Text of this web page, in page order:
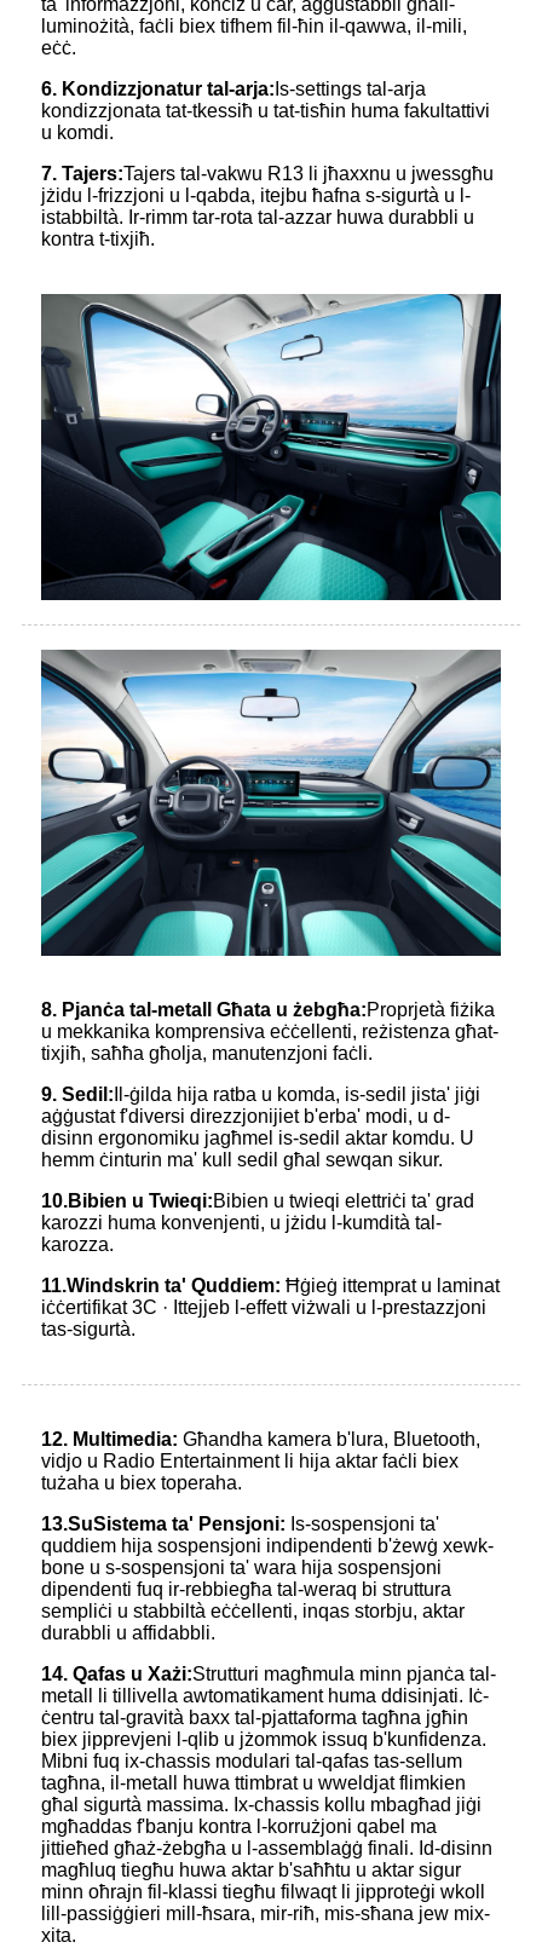
ta' informazzjoni, konċiż u ċar, aġġustabbli għall-
luminożità, faċli biex tifhem fil-ħin il-qawwa, il-mili,
eċċ.
6. Kondizzjonatur tal-arja: Is-settings tal-arja
kondizzjonata tat-tkessiħ u tat-tisħin huma fakultattivi
u komdi.
7. Tajers:Tajers tal-vakwu R13 li jħaxxnu u jwessgħu
jżidu l-frizzjoni u l-qabda, itejbu ħafna s-sigurtà u l-
istabbiltà. Ir-rimm tar-rota tal-azzar huwa durabbli u
kontra t-tixjiħ.
8. Pjanċa tal-metall Għata u żebgħa:Proprjetà fiżika
u mekkanika komprensiva eċċellenti, reżistenza għat-
tixjiħ, saħħa għolja, manutenzjoni faċli.
9. Sedil: Il-ġilda hija ratba u komda, is-sedil jista' jiġi
aġġustat f'diversi direzzjonijiet b'erba' modi, u d-
disinn ergonomiku jagħmel is-sedil aktar komdu. U
hemm ċinturin ma' kull sedil għal sewqan sikur.
10.Bibien u Twieqi:Bibien u twieqi elettriċi ta' grad
karozzi huma konvenjenti, u jżidu l-kumdità tal-
karozza.
11.Windskrin ta' Quddiem: Ħġieġ ittemprat u laminat
iċċertifikat 3C · Ittejjeb l-effett viżwali u l-prestazzjoni
tas-sigurtà.
12. Multimedia: Għandha kamera b'lura, Bluetooth,
vidjo u Radio Entertainment li hija aktar faċli biex
tużaha u biex toperaha.
13.SuSistema ta' Pensjoni: Is-sospensjoni ta'
quddiem hija sospensjoni indipendenti b'żewġ xewk-
bone u s-sospensjoni ta' wara hija sospensjoni
dipendenti fuq ir-rebbiegħa tal-weraq bi struttura
sempliċi u stabbiltà eċċellenti, inqas storbju, aktar
durabbli u affidabbli.
14. Qafas u Xażi:Strutturi magħmula minn pjanċa tal-
metall li tillivella awtomatikament huma ddisinjati. Iċ-
ċentru tal-gravità baxx tal-pjattaforma tagħna jgħin
biex jipprevjeni l-qlib u jżommok issuq b'kunfidenza.
Mibni fuq ix-chassis modulari tal-qafas tas-sellum
tagħna, il-metall huwa ttimbrat u wweldjat flimkien
għal sigurtà massima. Ix-chassis kollu mbagħad jiġi
mgħaddas f'banju kontra l-korrużjoni qabel ma
jittieħed għaż-żebgħa u l-assemblaġġ finali. Id-disinn
magħluq tiegħu huwa aktar b'saħħtu u aktar sigur
minn oħrajn fil-klassi tiegħu filwaqt li jipproteġi wkoll
lill-passiġġieri mill-ħsara, mir-riħ, mis-sħana jew mix-
xita.